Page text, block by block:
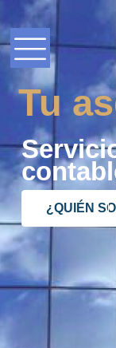
Tu
¿QUIÉN